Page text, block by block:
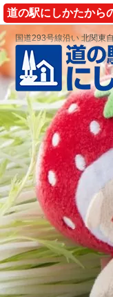
道の駅にしかたから
国道293号線沿い 北関東